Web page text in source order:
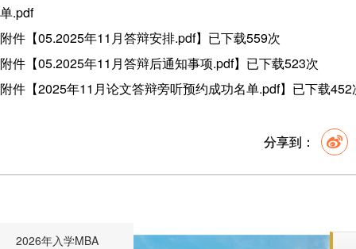
单.pdf
附件【05.2025年11月答辩安排.pdf】已下载559次
附件【05.2025年11月答辩后通知事项.pdf】已下载523次
附件【2025年11月论文答辩旁听预约成功名单.pdf】已下载452
分享到：
2026年入学MBA